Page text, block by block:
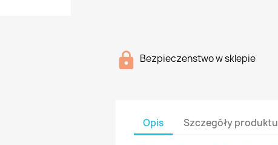
Bezpieczenstwo w sklepie
Opis Szczegóły produktu